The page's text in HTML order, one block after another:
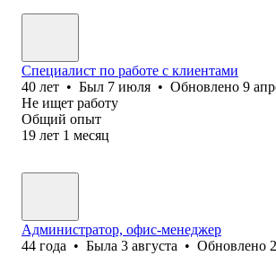
Специалист по работе с клиентами
40 лет • Был 7 июля • Обновлено 9
Не ищет работу
Общий опыт
19 лет 1 месяц
Администратор, офис-менеджер
44 года • Была 3 августа • Обновлено